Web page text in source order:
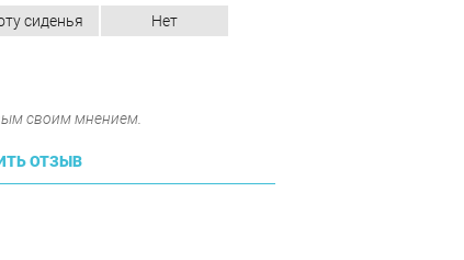
сиденья
Нет
своим мнением.
ОТЗЫВ